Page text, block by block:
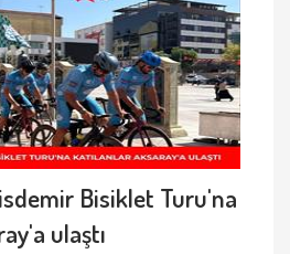
Bisiklet Turu'na
ulaştı